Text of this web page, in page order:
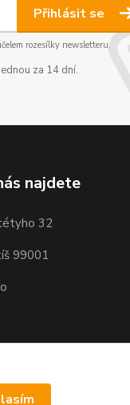
Přihlásit se
rozesílky newsletteru.
za 14 dní.
najdete
32
99001